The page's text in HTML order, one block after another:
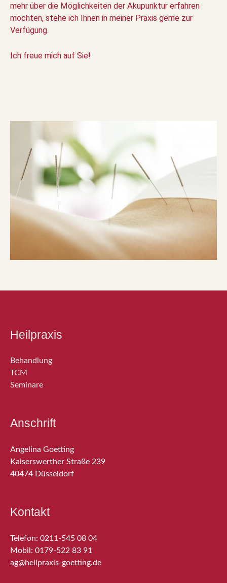
mehr über die Möglichkeiten der Akupunktur erfahren
möchten, stehe ich Ihnen in meiner Praxis gerne zur
Verfügung.
Ich freue mich auf Sie!
Heilpraxis
Behandlung
TCM
Seminare
Anschrift
Angelina Goetting
Kaiserswerther Straße 239
40474 Düsseldorf
Kontakt
Telefon: 0211-545 08 04
Mobil: 0179-522 83 91
ag@heilpraxis-goetting.de